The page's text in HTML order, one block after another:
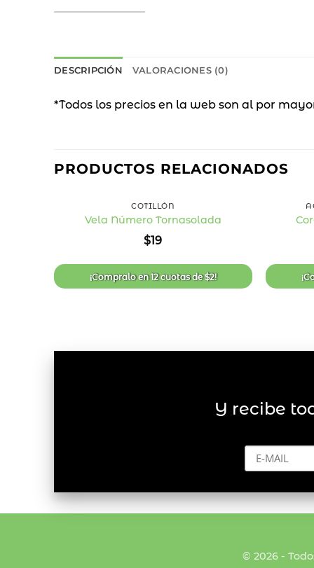
DESCRIPCIÓN VALORACIONES (0)
*Todos los precios en la web son al por
PRODUCTOS RELACIONADOS
de
deseos
COTILLÓN
Vela Número Tornasolada
$19
¡Compralo en12 cuotasde$2!
Y recibe
© 2026 -